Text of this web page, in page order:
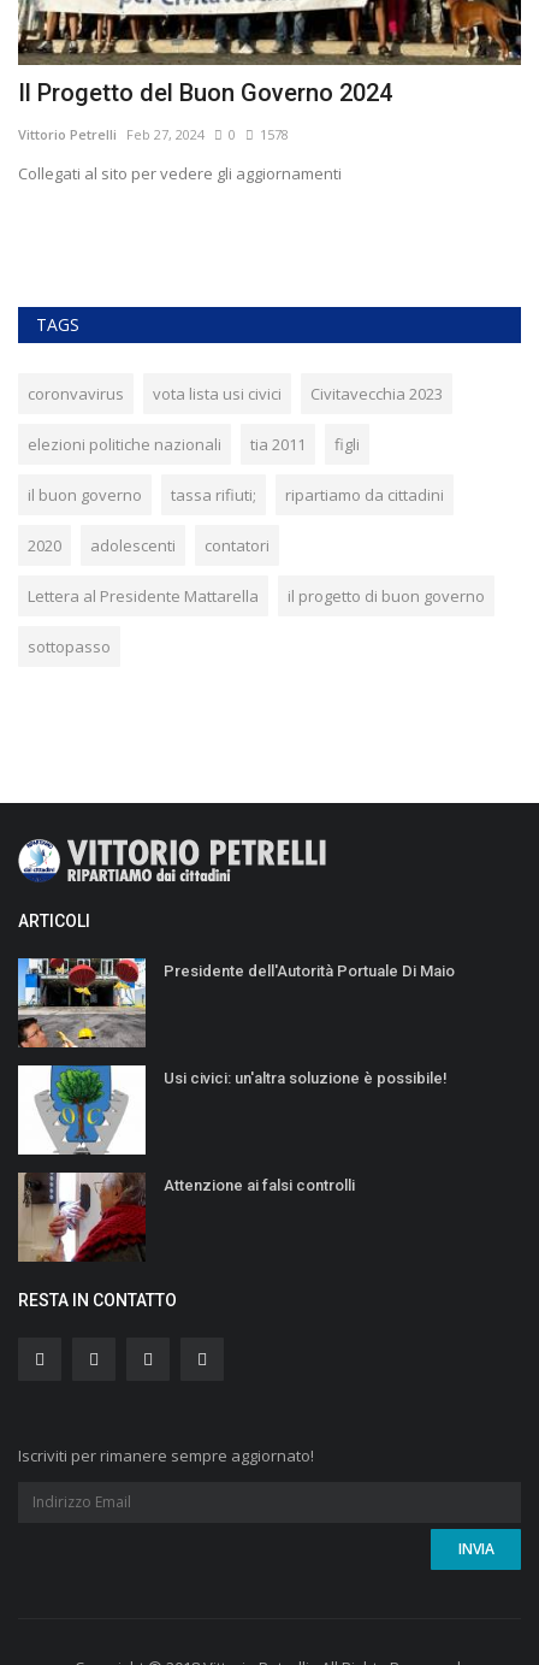
Il Progetto del Buon Governo 2024
Vittorio Petrelli Feb 27, 2024 0 1578
Collegati al sito per vedere gli aggiornamenti
TAGS
coronvavirus vota lista usi civici Civitavecchia 2023
elezioni politiche nazionali tia 2011 figli
il buon governo tassa rifiuti; ripartiamo da cittadini
2020 adolescenti contatori
Lettera al Presidente Mattarella il progetto di buon governo
sottopasso
ARTICOLI
Presidente dell'Autorità Portuale Di Maio
Usi civici: un'altra soluzione è possibile!
Attenzione ai falsi controlli
RESTA IN CONTATTO
Iscriviti per rimanere sempre aggiornato!